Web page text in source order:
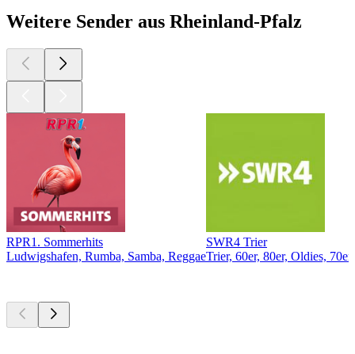
Weitere Sender aus Rheinland-Pfalz
RPR1. Sommerhits
Ludwigshafen, Rumba, Samba, Reggae
SWR4 Trier
Trier, 60er, 80er, Oldies, 70er